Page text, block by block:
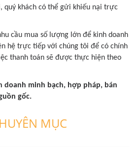
quý khách có thể gửi khiếu nại trực
cầu mua số lượng lớn để kinh doanh
hệ trực tiếp với chúng tôi để có chính
thanh toán sẽ được thực hiện theo
doanh minh bạch, hợp pháp, bán
gốc.
MỤC